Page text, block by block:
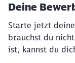
Deine
Starte jetzt
brauchst du
ist, kannst du